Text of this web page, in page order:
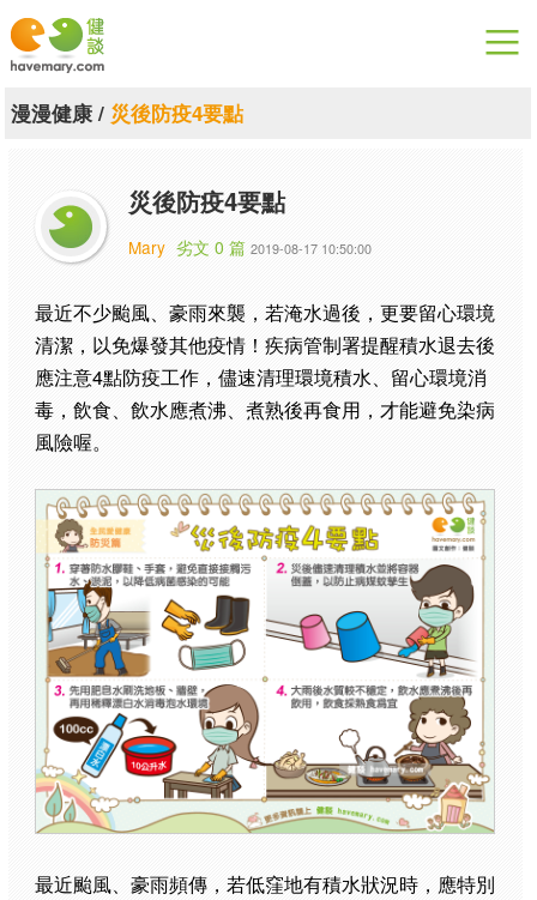
漫漫健康
關於健談
聯絡我們
下載專區
漫漫健康/ 災後防疫4要點
災後防疫4要點
Mary 劣文 0 篇 2019-08-17 10:50:00
最近不少颱風、豪雨來襲，若淹水過後，更要留心環境
清潔，以免爆發其他疫情！疾病管制署提醒積水退去後
應注意4點防疫工作，儘速清理環境積水、留心環境消
毒，飲食、飲水應煮沸、煮熟後再食用，才能避免染病
風險喔。
最近颱風、豪雨頻傳，若低窪地有積水狀況時，應特別